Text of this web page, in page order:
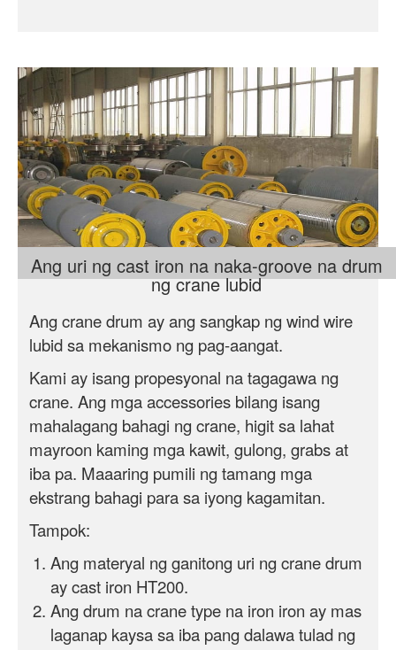
Ang uri ng cast iron na naka-groove na drum
ng crane lubid
Ang crane drum ay ang sangkap ng wind wire
lubid sa mekanismo ng pag-aangat.
Kami ay isang propesyonal na tagagawa ng
crane. Ang mga accessories bilang isang
mahalagang bahagi ng crane, higit sa lahat
mayroon kaming mga kawit, gulong, grabs at
iba pa. Maaaring pumili ng tamang mga
ekstrang bahagi para sa iyong kagamitan.
Tampok:
Ang materyal ng ganitong uri ng crane drum
ay cast iron HT200.
Ang drum na crane type na iron iron ay mas
laganap kaysa sa iba pang dalawa tulad ng